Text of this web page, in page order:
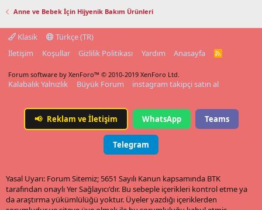
Anne ve Bebek İçin Hijyenik Bakım Ürünleri
Klasik
Türkçe (TR)
İletişim
Koşullar Gizlilik Politikası Yardım Anasayfa
R
Forum software by XenForo™ © 2010-2019 XenForo Ltd.
Kalabalık Yalnızlık Büyük Forum instagram takipçi satın al
📢 Reklam ve İletişim WhatsApp Teams
Telegram
Yasal Uyarı: Forum Sitemiz; 5651 Sayılı Kanun kapsamında BTK
tarafından onaylı Yer Sağlayıcı'dır. Bu sebeple içerikleri kontrol etme ya
da araştırma yükümlülüğü yoktur. Üyeler yazdığı içeriklerden